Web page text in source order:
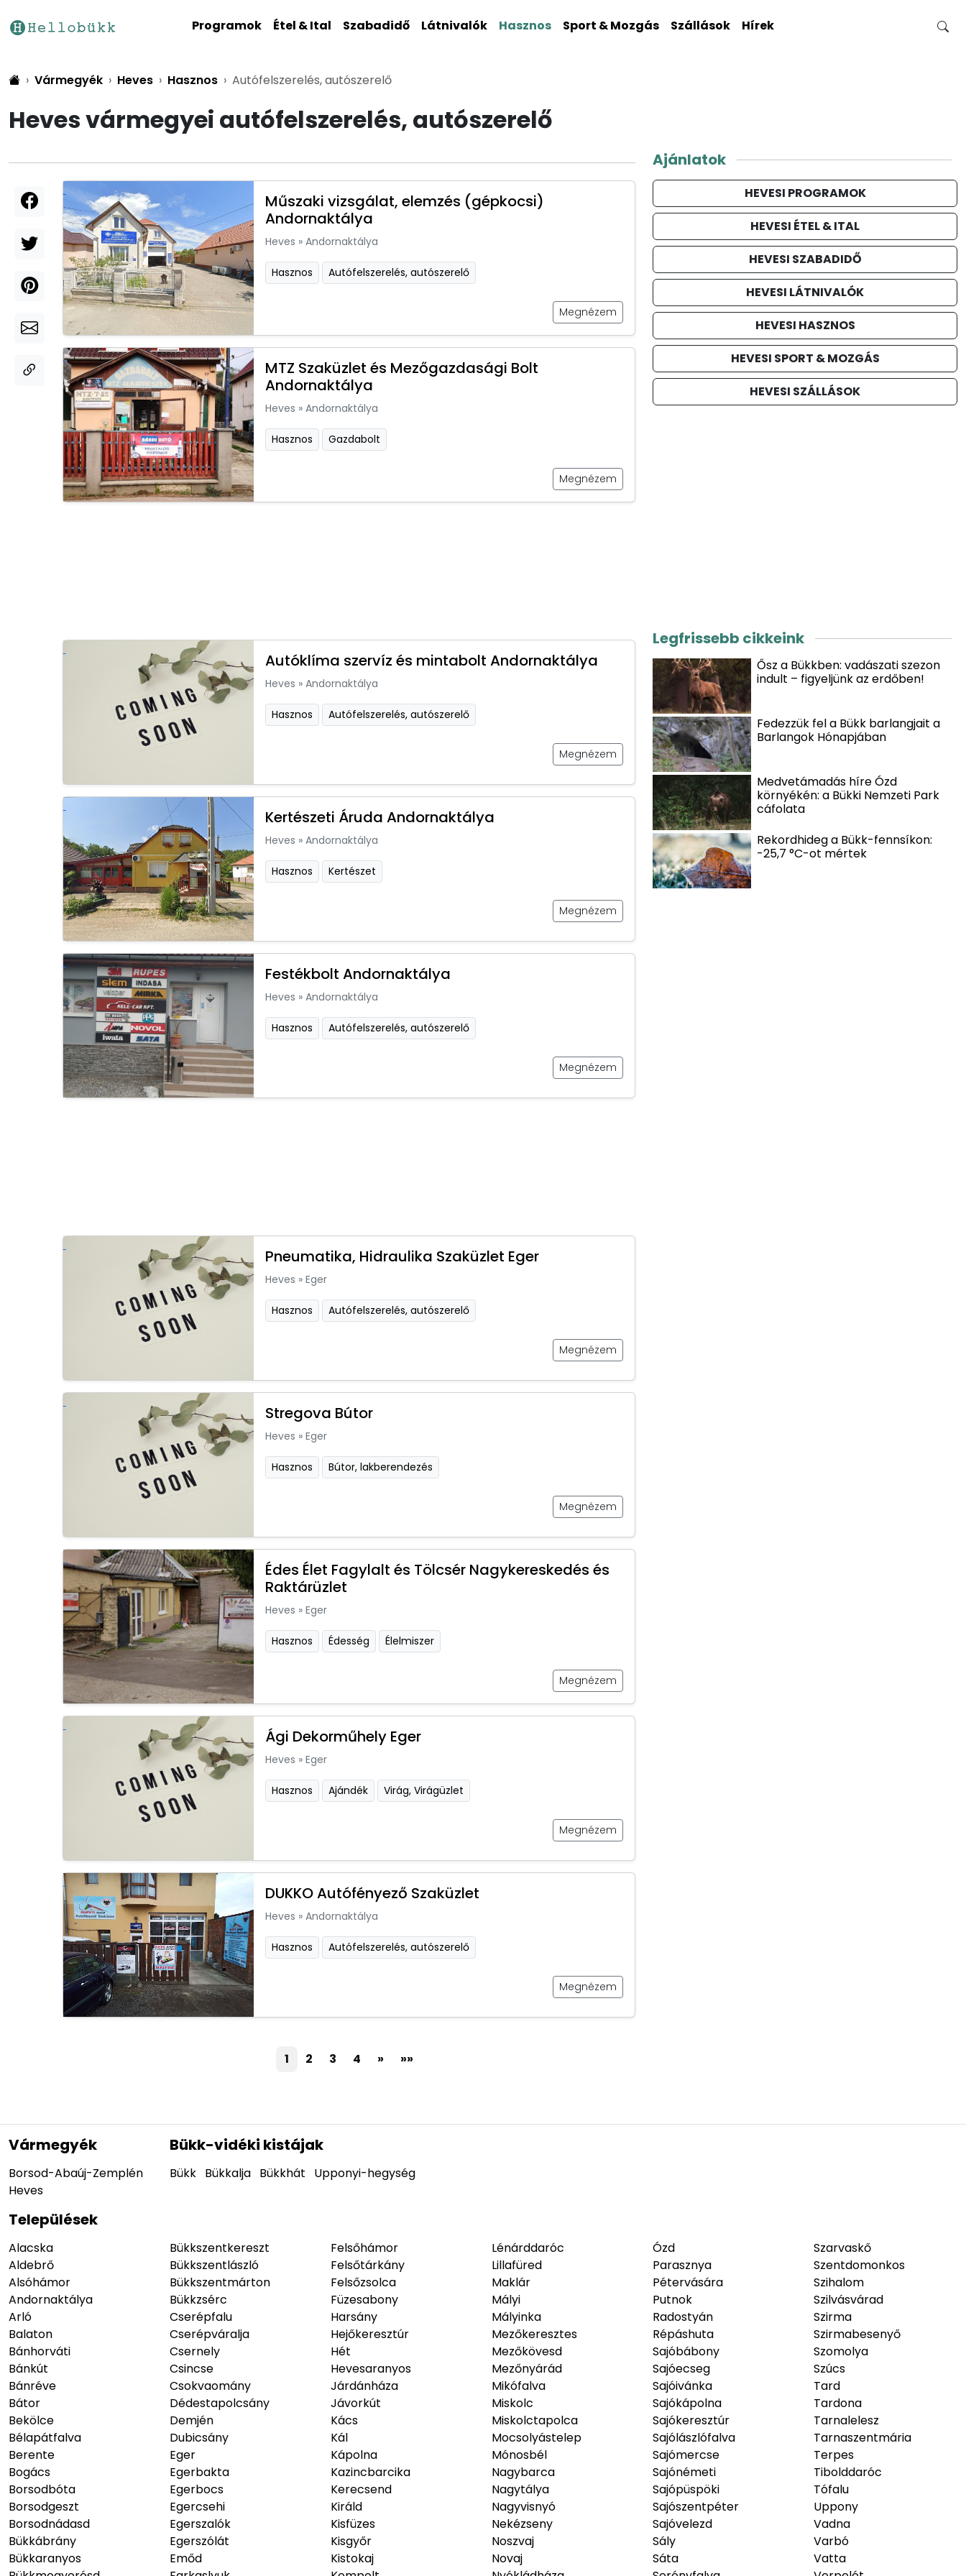
Programok Étel & Ital Szabadidő Látnivalók Hasznos Sport & Mozgás Szállások Hírek
Vármegyék Heves Hasznos Autófelszerelés, autószerelő
Heves vármegyei autófelszerelés, autószerelő
Műszaki vizsgálat, elemzés (gépkocsi)
Andornaktálya
Heves » Andornaktálya
Hasznos Autófelszerelés, autószerelő
Megnézem
MTZ Szaküzlet és Mezőgazdasági Bolt
Andornaktálya
Heves » Andornaktálya
Hasznos Gazdabolt
Megnézem
Autóklíma szervíz és mintabolt Andornaktálya
Heves » Andornaktálya
Hasznos Autófelszerelés, autószerelő
Megnézem
Kertészeti Áruda Andornaktálya
Heves » Andornaktálya
Hasznos Kertészet
Megnézem
Festékbolt Andornaktálya
Heves » Andornaktálya
Hasznos Autófelszerelés, autószerelő
Megnézem
Pneumatika, Hidraulika Szaküzlet Eger
Heves » Eger
Hasznos Autófelszerelés, autószerelő
Megnézem
Stregova Bútor
Heves » Eger
Hasznos Bútor, lakberendezés
Megnézem
Édes Élet Fagylalt és Tölcsér Nagykereskedés és
Raktárüzlet
Heves » Eger
Hasznos Édesség Élelmiszer
Megnézem
Ági Dekorműhely Eger
Heves » Eger
Hasznos Ajándék Virág, Virágüzlet
Megnézem
DUKKO Autófényező Szaküzlet
Heves » Andornaktálya
Hasznos Autófelszerelés, autószerelő
Megnézem
1 2 3 4 » »»
Ajánlatok
HEVESI PROGRAMOK
HEVESI ÉTEL & ITAL
HEVESI SZABADIDŐ
HEVESI LÁTNIVALÓK
HEVESI HASZNOS
HEVESI SPORT & MOZGÁS
HEVESI SZÁLLÁSOK
Legfrissebb cikkeink
Ősz a Bükkben: vadászati szezon
indult – figyeljünk az erdőben!
Fedezzük fel a Bükk barlangjait a
Barlangok Hónapjában
Medvetámadás híre Ózd
környékén: a Bükki Nemzeti Park
cáfolata
Rekordhideg a Bükk-fennsíkon:
-25,7 °C-ot mértek
Vármegyék
Borsod-Abaúj-Zemplén
Heves
Bükk-vidéki kistájak
Bükk Bükkalja Bükkhát Upponyi-hegység
Települések
Alacska
Aldebrő
Alsóhámor
Andornaktálya
Arló
Balaton
Bánhorváti
Bánkút
Bánréve
Bátor
Bekölce
Bélapátfalva
Berente
Bogács
Borsodbóta
Borsodgeszt
Borsodnádasd
Bükkábrány
Bükkaranyos
Bükkszentkereszt
Bükkszentlászló
Bükkszentmárton
Bükkzsérc
Cserépfalu
Cserépváralja
Csernely
Csincse
Csokvaomány
Dédestapolcsány
Demjén
Dubicsány
Eger
Egerbakta
Egerbocs
Egercsehi
Egerszalók
Egerszólát
Emőd
Felsőhámor
Felsőtárkány
Felsőzsolca
Füzesabony
Harsány
Hejőkeresztúr
Hét
Hevesaranyos
Járdánháza
Jávorkút
Kács
Kál
Kápolna
Kazincbarcika
Kerecsend
Királd
Kisfüzes
Kisgyőr
Kistokaj
Lénárddaróc
Lillafüred
Maklár
Mályi
Mályinka
Mezőkeresztes
Mezőkövesd
Mezőnyárád
Mikófalva
Miskolc
Miskolctapolca
Mocsolyástelep
Mónosbél
Nagybarca
Nagytálya
Nagyvisnyó
Nekézseny
Noszvaj
Novaj
Ózd
Parasznya
Pétervására
Putnok
Radostyán
Répáshuta
Sajóbábony
Sajóecseg
Sajóivánka
Sajókápolna
Sajókeresztúr
Sajólászlófalva
Sajómercse
Sajónémeti
Sajópüspöki
Sajószentpéter
Sajóvelezd
Sály
Sáta
Szarvaskő
Szentdomonkos
Szihalom
Szilvásvárad
Szirma
Szirmabesenyő
Szomolya
Szúcs
Tard
Tardona
Tarnalelesz
Tarnaszentmária
Terpes
Tibolddaróc
Tófalu
Uppony
Vadna
Varbó
Vatta